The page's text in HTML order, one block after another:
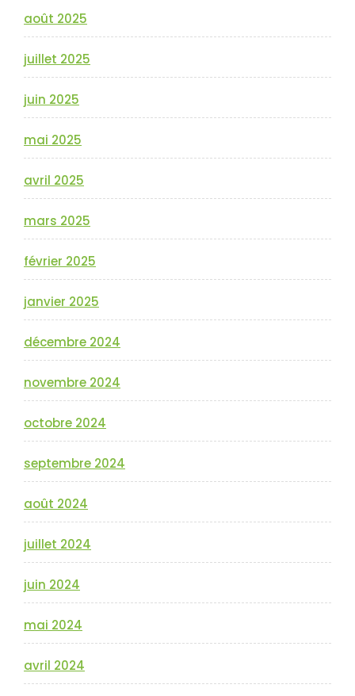
août 2025
juillet 2025
juin 2025
mai 2025
avril 2025
mars 2025
février 2025
janvier 2025
décembre 2024
novembre 2024
octobre 2024
septembre 2024
août 2024
juillet 2024
juin 2024
mai 2024
avril 2024